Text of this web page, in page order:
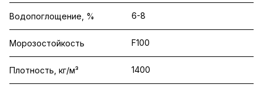
Водопоглощение, % 6-8
Морозостойкость F100
Плотность, кг/м³ 1400